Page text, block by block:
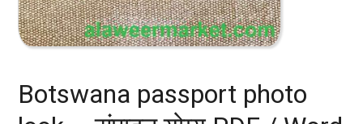
Botswana passport photo